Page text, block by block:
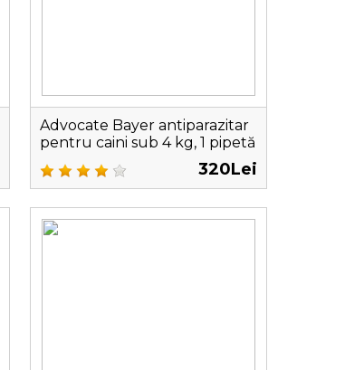
Advocate Bayer antiparazitar
pentru caini sub 4 kg, 1 pipetă
320Lei